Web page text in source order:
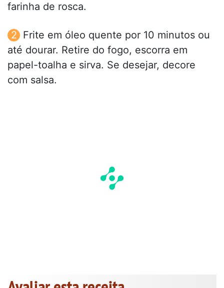
farinha de rosca.
Frite em óleo quente por 10 minutos ou
até dourar. Retire do fogo, escorra em
papel-toalha e sirva. Se desejar, decore
com salsa.